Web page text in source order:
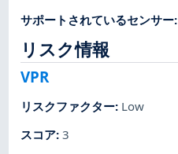
サポートされているセンサー:
リスク情報
VPR
リスクファクター: Low
スコア:3